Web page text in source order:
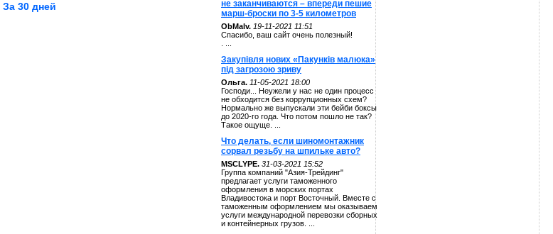
За 30 дней
не заканчиваются – впереди пешие
марш-броски по 3-5 километров
ОbMalv. 19-11-2021 11:51
Спасибо, ваш сайт очень полезный!
Закупівля нових «Пакунків малюка»
під загрозою зриву
Ольга. 11-05-2021 18:00
Господи... Неужели у нас не один процесс
не обходится без коррупционных схем?
Нормально же выпускали эти бейби боксы
до 2020-го года. Что потом пошло не так?
Такое ощуще. ...
Что делать, если шиномонтажник
сорвал резьбу на шпильке авто?
MSCLYPE. 31-03-2021 15:52
Группа компаний "Азия-Трейдинг"
предлагает услуги таможенного
оформления в морских портах
Владивостока и порт Восточный. Вместе с
таможенным оформлением мы оказываем
услуги международной перевозки сборных
и контейнерных грузов. ...